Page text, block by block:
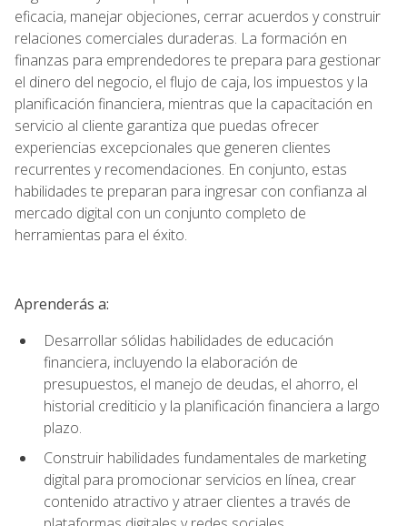
eficacia, manejar objeciones, cerrar acuerdos y construir
relaciones comerciales duraderas. La formación en
finanzas para emprendedores te prepara para gestionar
el dinero del negocio, el flujo de caja, los impuestos y la
planificación financiera, mientras que la capacitación en
servicio al cliente garantiza que puedas ofrecer
experiencias excepcionales que generen clientes
recurrentes y recomendaciones. En conjunto, estas
habilidades te preparan para ingresar con confianza al
mercado digital con un conjunto completo de
herramientas para el éxito.
Aprenderás a:
Desarrollar sólidas habilidades de educación
financiera, incluyendo la elaboración de
presupuestos, el manejo de deudas, el ahorro, el
historial crediticio y la planificación financiera a largo
plazo.
Construir habilidades fundamentales de marketing
digital para promocionar servicios en línea, crear
contenido atractivo y atraer clientes a través de